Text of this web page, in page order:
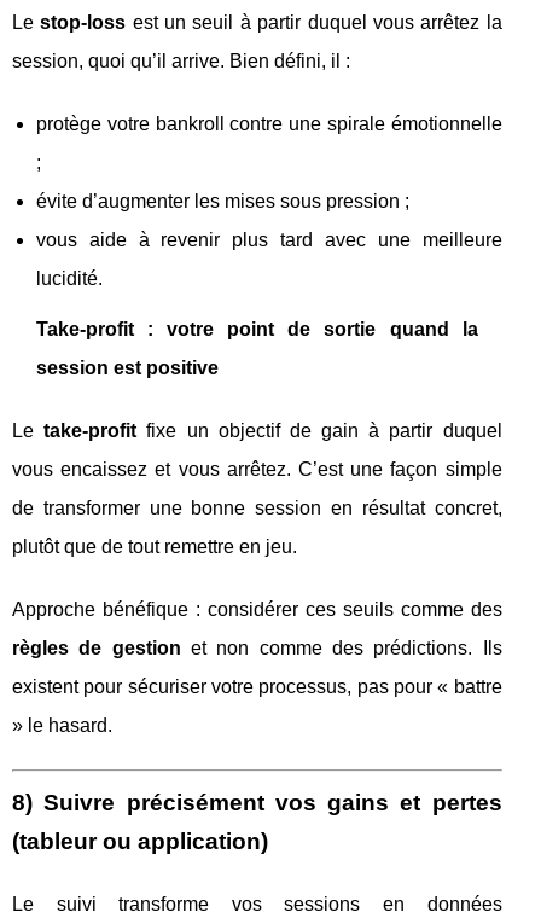
Lestop‑loss est un seuil à partir duquel vous arrêtez la
session, quoi qu’il arrive. Bien défini, il :
protège votre bankroll contre une spirale émotionnelle
;
évite d’augmenter les mises sous pression ;
vous aide à revenir plus tard avec une meilleure
lucidité.
Take‑profit : votre point de sortie quand la
session est positive
Letake‑profit fixe un objectif de gain à partir duquel
vous encaissez et vous arrêtez. C’est une façon simple
de transformer une bonne session en résultat concret,
plutôt que de tout remettre en jeu.
Approche bénéfique : considérer ces seuils comme des
règles de gestion et non comme des prédictions. Ils
existent pour sécuriser votre processus, pas pour « battre
» le hasard.
8) Suivre précisément vos gains et pertes
(tableur ou application)
Le suivi transforme vos sessions en données